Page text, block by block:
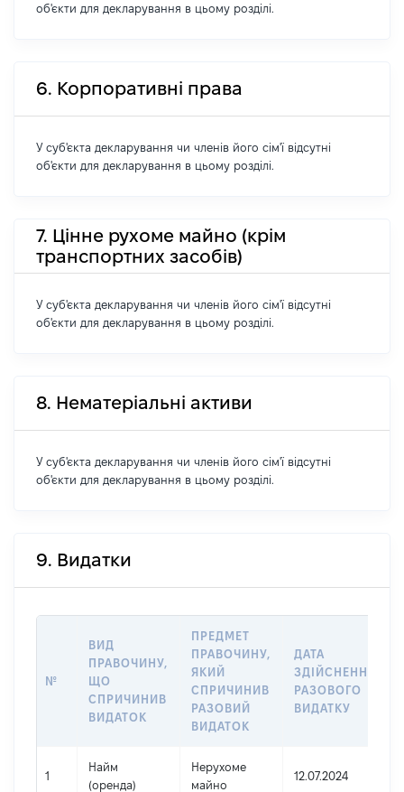
об'єкти для декларування в цьому розділі.
6. Корпоративні права
У суб'єкта декларування чи членів його сім'ї відсутні
об'єкти для декларування в цьому розділі.
7. Цінне рухоме майно (крім
транспортних засобів)
У суб'єкта декларування чи членів його сім'ї відсутні
об'єкти для декларування в цьому розділі.
8. Нематеріальні активи
У суб'єкта декларування чи членів його сім'ї відсутні
об'єкти для декларування в цьому розділі.
9. Видатки
№
ВИД
ПРАВОЧИНУ,
ЩО
СПРИЧИНИВ
ВИДАТОК
ПРЕДМЕТ
ПРАВОЧИНУ,
ЯКИЙ
СПРИЧИНИВ
РАЗОВИЙ
ВИДАТОК
ДАТА
ЗДІЙСНЕННЯ
РАЗОВОГО
ВИДАТКУ
1
Найм
(оренда)
Нерухоме
майно
12.07.2024